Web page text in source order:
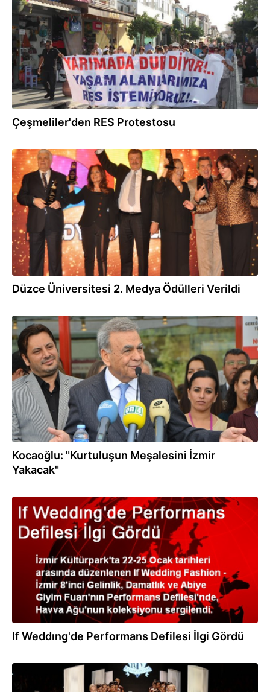
Çeşmeliler'den RES Protestosu
10.03.2014
Düzce Üniversitesi 2. Medya Ödülleri Verildi
06.03.2014
Kocaoğlu: "Kurtuluşun Meşalesini İzmir
Yakacak"
24.01.2014
If Weddıng'de Performans Defilesi İlgi Gördü